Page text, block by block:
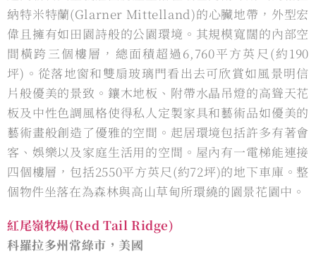
納特米特蘭(Glarner Mittelland)的⼼臟地帶，外型宏
偉且擁有如田園詩般的公園環境。其規模寬闊的內部空
間橫跨三個樓層，總面積超過6,760平⽅英尺(約190
坪)。從落地窗和雙扇玻璃門看出去可欣賞如風景明信
片般優美的景致。鑲木地板、附帶水晶吊燈的高聳天花
板及中性色調風格使得私⼈定製家具和藝術品如優美的
藝術畫般創造了優雅的空間。起居環境包括許多有著會
客、娛樂以及家庭⽣活⽤的空間。屋內有⼀電梯能連接
四個樓層，包括2550平⽅英尺(約72坪)的地下車庫。整
個物件坐落在為森林與高山草甸所環繞的園景花園中。
紅尾嶺牧場(Red Tail Ridge)
科羅拉多州常綠市，美國